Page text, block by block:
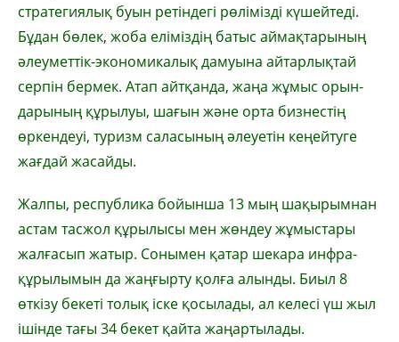
стратегиялық буын ретіндегі рөлімізді күшейтеді.
Бұдан бөлек, жоба еліміздің батыс аймақтарының
әлеуметтік-экономикалық дамуына ай­тар­лықтай
серпін бермек. Атап айтқанда, жаңа жұмыс орын­
дарының құрылуы, шағын және орта бизнестің
өркендеуі, туризм саласының әлеуетін кеңейтуге
жағдай жасайды.
Жалпы, республика бойынша 13 мың шақырымнан
астам тасжол құрылысы мен жөн­деу жұмыстары
жалғасып жатыр. Сонымен қатар шекара инфра­
құрылымын да жаңғырту қолға алынды. Биыл 8
өткізу бекеті то­лық іске қосылады, ал келесі үш жыл
ішінде тағы 34 бекет қай­та жаңар­тылады.